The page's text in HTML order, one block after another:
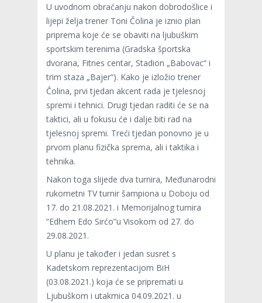
U uvodnom obraćanju nakon dobrodošlice i
lijepi želja trener Toni Čolina je iznio plan
priprema koje će se obaviti na ljubuškim
sportskim terenima (Gradska športska
dvorana, Fitnes centar, Stadion „Babovac“ i
trim staza „Bajer“). Kako je izložio trener
Čolina, prvi tjedan akcent rada je tjelesnoj
spremi i tehnici. Drugi tjedan raditi će se na
taktici, ali u fokusu će i dalje biti rad na
tjelesnoj spremi. Treći tjedan ponovno je u
prvom planu fizička sprema, ali i taktika i
tehnika.
Nakon toga slijede dva turnira, Međunarodni
rukometni TV turnir šampiona u Doboju od
17. do 21.08.2021. i Memorijalnog turnira
“Edhem Edo Sirćo”u Visokom od 27. do
29.08.2021.
U planu je također i jedan susret s
Kadetskom reprezentacijom BiH
(03.08.2021.) koja će se pripremati u
Ljubuškom i utakmica 04.09.2021. u